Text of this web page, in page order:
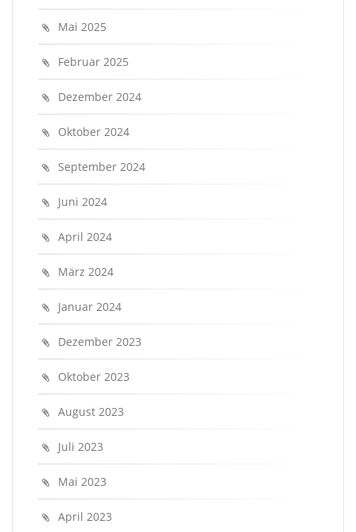
Mai 2025
Februar 2025
Dezember 2024
Oktober 2024
September 2024
Juni 2024
April 2024
März 2024
Januar 2024
Dezember 2023
Oktober 2023
August 2023
Juli 2023
Mai 2023
April 2023